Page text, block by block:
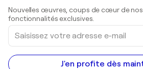
Peintures acryliques
Nouvelles œuvres, coups de cœur de nos
fonctionnalités exclusives.
Saisissez
votre
adresse
e-
mail
J'en profite dès